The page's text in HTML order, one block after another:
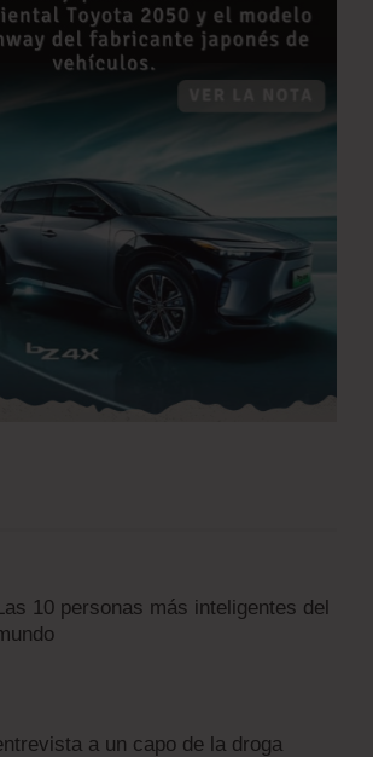
10 personas más inteligentes del
a un capo de la droga